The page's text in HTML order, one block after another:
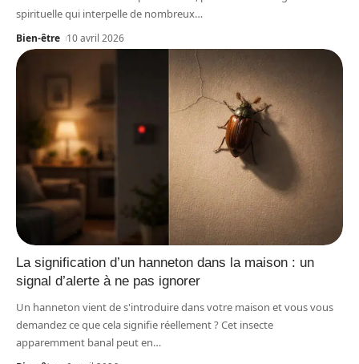
spirituelle qui interpelle de nombreux…
Bien-être 10 avril 2026
La signification d’un hanneton dans la maison : un
signal d’alerte à ne pas ignorer
Un hanneton vient de s'introduire dans votre maison et vous vous
demandez ce que cela signifie réellement ? Cet insecte
apparemment banal peut en…